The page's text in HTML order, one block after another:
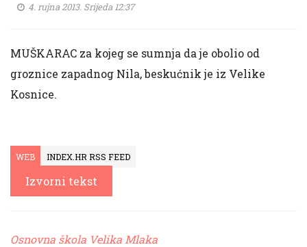
4. rujna 2013. Srijeda 12:37
MUŠKARAC za kojeg se sumnja da je obolio od
groznice zapadnog Nila, beskućnik je iz Velike
Kosnice.
WEB INDEX.HR RSS FEED
Izvorni tekst
Osnovna škola Velika Mlaka